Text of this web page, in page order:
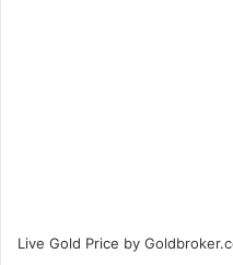
Live Gold Price by